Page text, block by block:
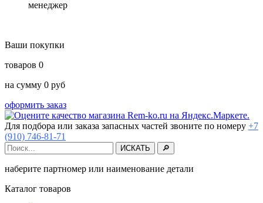
менеджер
Ваши покупки
товаров 0
на сумму 0 руб
оформить заказ
Для подбора или заказа запасных частей звоните по номеру +7
(910) 746-81-71
наберите партномер или наименование детали
Каталог товаров